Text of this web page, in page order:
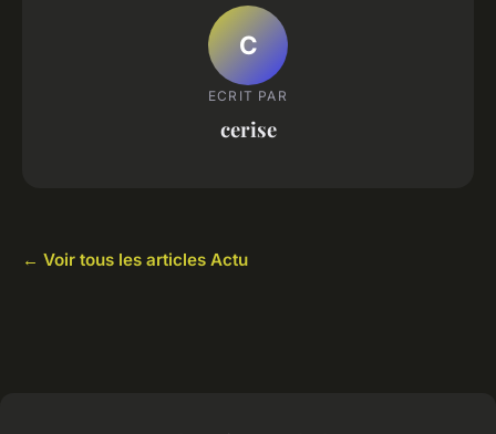
C
ECRIT PAR
cerise
← Voir tous les articles Actu